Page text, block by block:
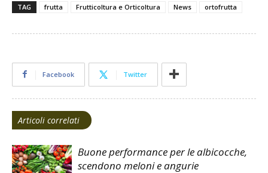
TAG frutta Frutticoltura e Orticoltura News ortofrutta
Facebook Twitter
Articoli correlati
Buone performance per le albicocche,
scendono meloni e angurie